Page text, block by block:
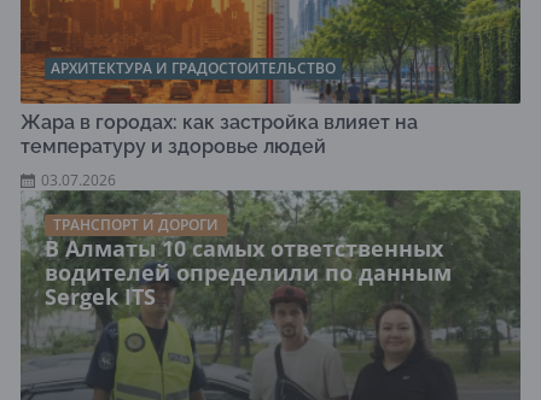
АРХИТЕКТУРА И ГРАДОСТОИТЕЛЬСТВО
Жара в городах: как застройка влияет на
температуру и здоровье людей
03.07.2026
ТРАНСПОРТ И ДОРОГИ
В Алматы 10 самых ответственных
водителей определили по данным
Sergek ITS